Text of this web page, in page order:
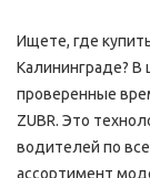
Ищете, где
Калининграде?
проверенные
ZUBR. Это
водителей по
ассортимент